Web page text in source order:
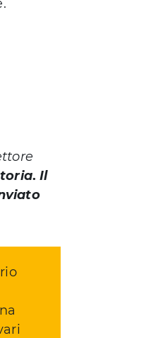
.Il